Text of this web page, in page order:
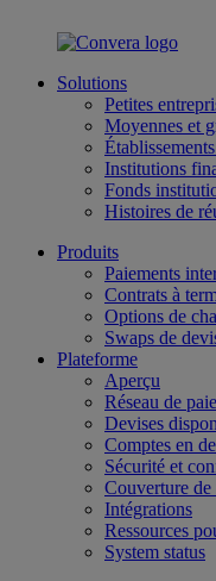
Solutions
Petites
Moyennes et
Institutions
Fonds
Histoires de
Produits
Paiements
Contrats à
Options de
Swaps de
Plateforme
Aperçu
Réseau de
Devises
Comptes en
Sécurité et
Couverture de
Intégrations
Ressources
System status